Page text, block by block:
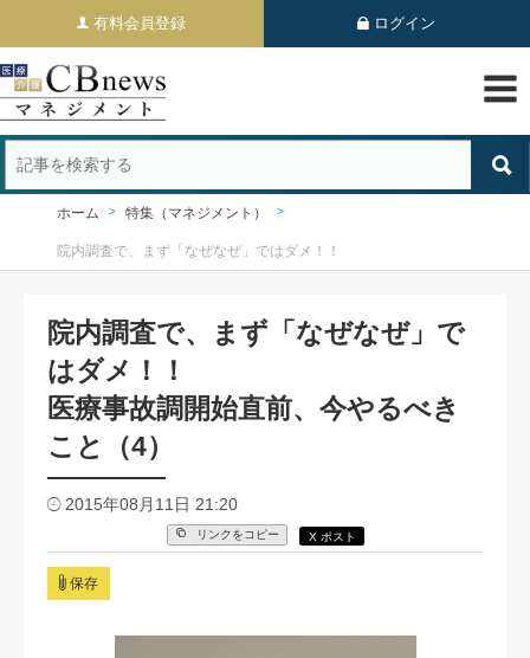
有料会員登録 ログイン
ホーム 特集（マネジメント）
院内調査で、まず「なぜなぜ」ではダメ！！
院内調査で、まず「なぜなぜ」で
はダメ！！
医療事故調開始直前、今やるべき
こと（4）
2015年08月11日 21:20
リンクをコピー X ポスト
保存